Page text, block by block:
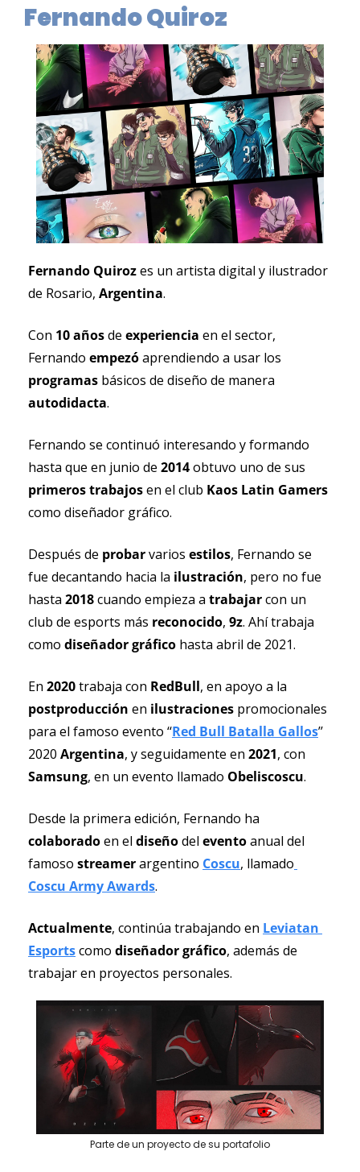
Fernando Quiroz
Fernando Quiroz es un artista digital y ilustrador
de Rosario, Argentina.
Con 10 años de experiencia en el sector,
Fernando empezó
programas
autodidacta.
Fernando se continuó interesando y formando
hasta que en junio de 2014
primeros trabajos en el club Kaos Latin Gamers
como diseñador gráfico.
Después de probar varios estilos, Fernando se
fue decantando hacia la ilustración, pero no fue
hasta 2018 cuando empieza a trabajar con un
club de esports más reconocido, 9z. Ahí trabaja
como diseñador gráfico hasta abril de 2021.
En 2020 trabaja con RedBull
postproducción en ilustraciones promocionales
para el famoso evento ‘‘Red Bull Batalla Gallos’’
2020 Argentina, y seguidamente en 2021
Samsung, en un evento llamado Obeliscoscu.
colaborado en el diseño del evento anual del
famoso streamer argentino Coscu, llamado
Coscu Army Awards.
Actualmente, continúa trabajando en Leviatan
Esports como diseñador gráfico, además de
trabajar en proyectos personales.
Parte de un proyecto de su portafolio